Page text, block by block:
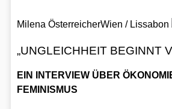
Milena ÖsterreicherWien / Lissabon
„UNGLEICHHEIT BEGINNT
EIN INTERVIEW ÜBER
FEMINISMUS